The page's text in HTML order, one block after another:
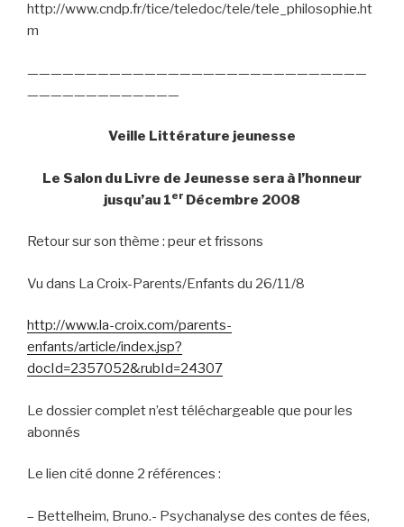
http://www.cndp.fr/tice/teledoc/tele/tele_philosophie.ht
m
—————————————————————————————
—————————————
Veille Littérature jeunesse
Le Salon du Livre de Jeunesse sera à l’honneur
jusqu’au 1er Décembre 2008
Retour sur son thème : peur et frissons
Vu dans La Croix-Parents/Enfants du 26/11/8
http://www.la-croix.com/parents-
enfants/article/index.jsp?
docId=2357052&rubId=24307
Le dossier complet n’est téléchargeable que pour les
abonnés
Le lien cité donne 2 références :
– Bettelheim, Bruno.- Psychanalyse des contes de fées,